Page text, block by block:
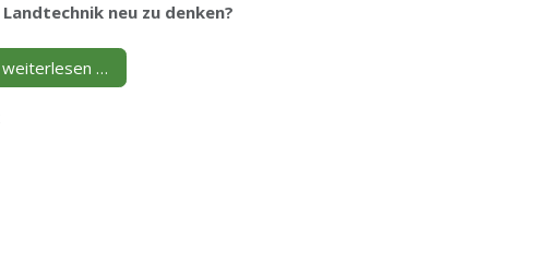
neu zu denken?
…